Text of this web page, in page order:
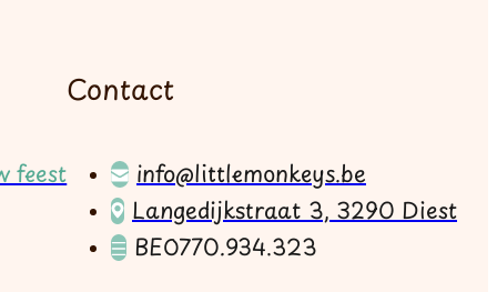
feest
Contact
info@littlemonkeys.be
Langedijkstraat 3, 3290 Diest
BE0770.934.323